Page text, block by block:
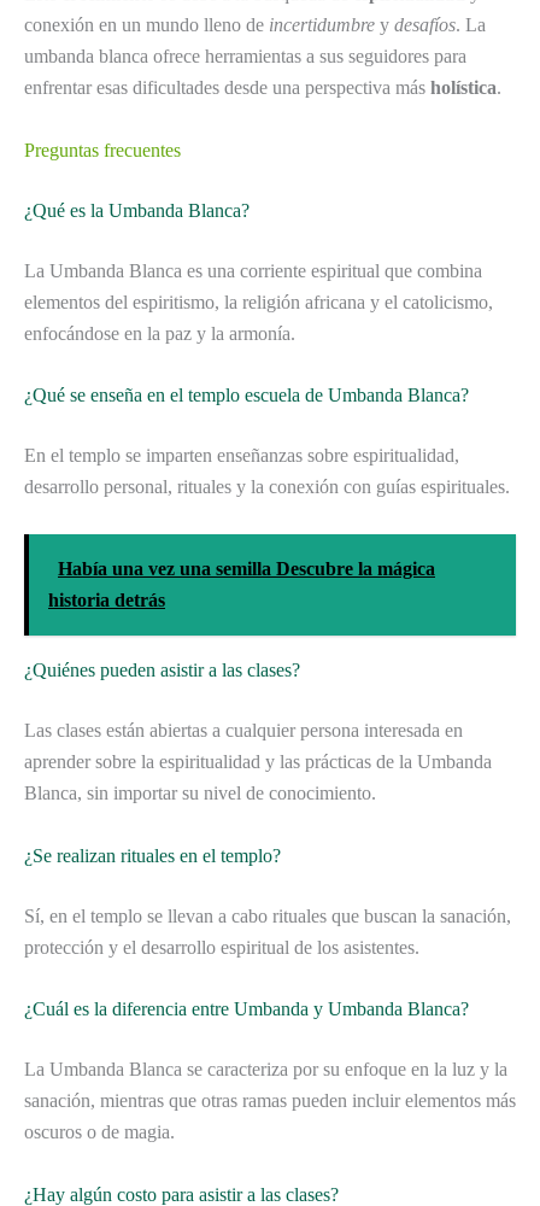
conexión en un mundo lleno de incertidumbre y desafíos. La
umbanda blanca ofrece herramientas a sus seguidores para
enfrentar esas dificultades desde una perspectiva más holística.
Preguntas frecuentes
¿Qué es la Umbanda Blanca?
La Umbanda Blanca es una corriente espiritual que combina
elementos del espiritismo, la religión africana y el catolicismo,
enfocándose en la paz y la armonía.
¿Qué se enseña en el templo escuela de Umbanda Blanca?
En el templo se imparten enseñanzas sobre espiritualidad,
desarrollo personal, rituales y la conexión con guías espirituales.
Había una vez una semilla Descubre la mágica
historia detrás
¿Quiénes pueden asistir a las clases?
Las clases están abiertas a cualquier persona interesada en
aprender sobre la espiritualidad y las prácticas de la Umbanda
Blanca, sin importar su nivel de conocimiento.
¿Se realizan rituales en el templo?
Sí, en el templo se llevan a cabo rituales que buscan la sanación,
protección y el desarrollo espiritual de los asistentes.
¿Cuál es la diferencia entre Umbanda y Umbanda Blanca?
La Umbanda Blanca se caracteriza por su enfoque en la luz y la
sanación, mientras que otras ramas pueden incluir elementos más
oscuros o de magia.
¿Hay algún costo para asistir a las clases?